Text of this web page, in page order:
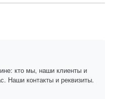
кто мы, наши клиенты и
Наши контакты и реквизиты.